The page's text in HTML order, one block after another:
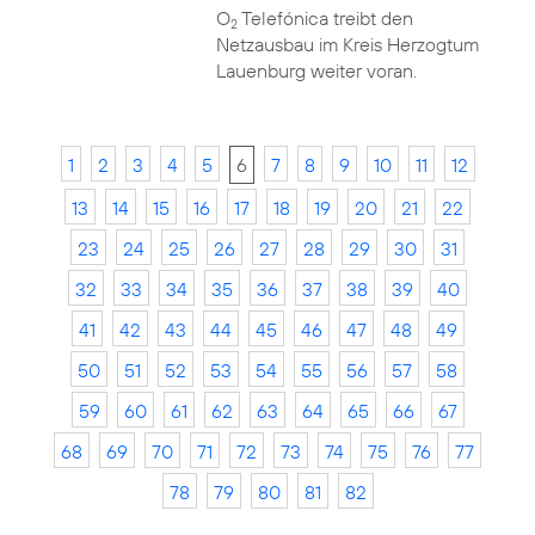
O2Telefónica treibt den
Netzausbau im Kreis Herzogtum
Lauenburg weiter voran.
1 2 3 4 5 6 7 8 9 10 11
12
13
14 15 16 17 18 19 20 21
22
23
24 25 26 27 28 29 30
31
32
33 34 35 36 37 38 39
40
41
42 43 44 45 46 47 48
49
50
51 52 53 54 55 56 57
58
59
60 61 62 63 64 65 66
67
68
69 70 71 72 73 74 75 76
77
78
79 80 81 82